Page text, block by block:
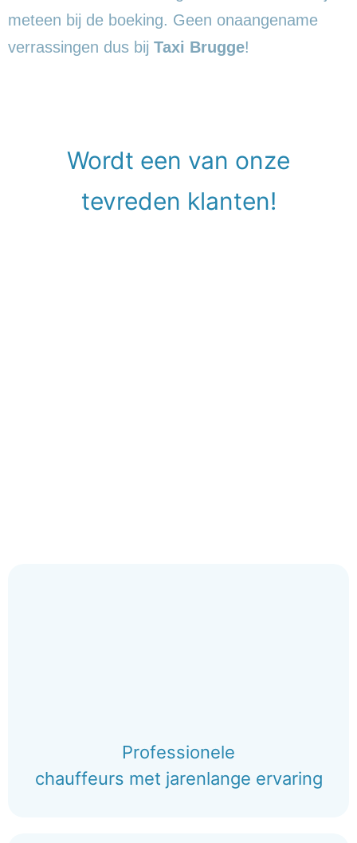
meteen bij de boeking. Geen onaangename
verrassingen dus bij Taxi Brugge!
Wordt een van onze
tevreden klanten!
Professionele
chauffeurs met jarenlange ervaring